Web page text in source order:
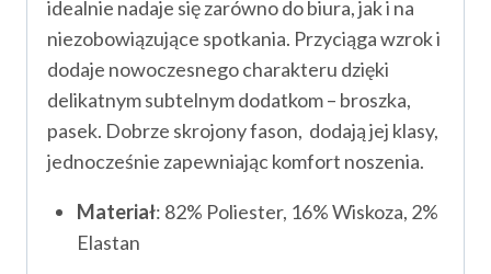
idealnie nadaje się zarówno do biura, jak i na
niezobowiązujące spotkania. Przyciąga wzrok i
dodaje nowoczesnego charakteru dzięki
delikatnym subtelnym dodatkom – broszka,
pasek. Dobrze skrojony fason, dodają jej klasy,
jednocześnie zapewniając komfort noszenia.
Materiał: 82% Poliester, 16% Wiskoza, 2%
Elastan